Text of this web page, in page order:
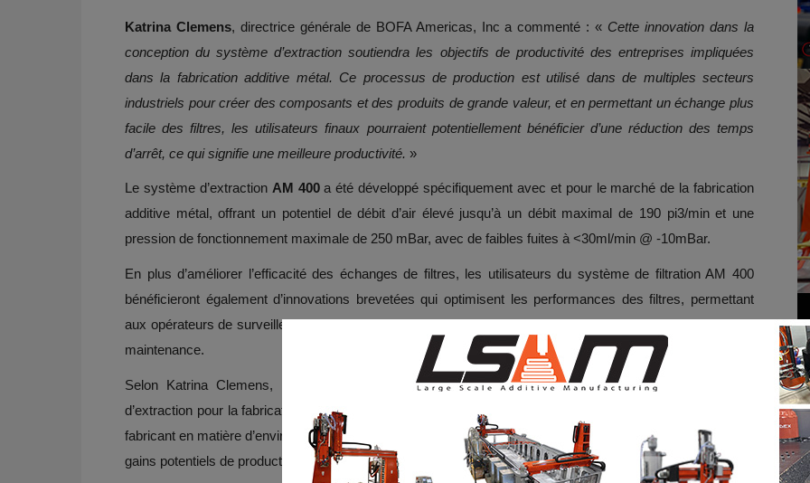
Katrina Clemens, directrice générale de BOFA Americas, Inc a commenté : « Cette innovation dans la
conception du système d’extraction soutiendra les objectifs de productivité des entreprises impliquées
dans la fabrication additive métal. Ce processus de production est utilisé dans de multiples secteurs
industriels pour créer des composants et des produits de grande valeur, et en permettant un échange plus
facile des filtres, les utilisateurs finaux pourraient potentiellement bénéficier d’une réduction des temps
d’arrêt, ce qui signifie une meilleure productivité. »
Le système d’extraction AM 400a été développé spécifiquement avec et pour le marché de la fabrication
additive métal, offrant un potentiel de débit d’air élevé jusqu’à un débit maximal de 190 pi3/min et une
pression de fonctionnement maximale de 250 mBar, avec de faibles fuites à <30ml/min @ -10mBar.
En plus d’améliorer l’efficacité des échanges de filtres, les utilisateurs du système de filtration AM 400
bénéficieront également d’innovations brevetées qui optimisent les performances des filtres, permettant
aux opérateurs de surveiller l’état des filtres et de coordonner les échanges en fonction des calendriers de
maintenance.
Selon Katrina Clemens, la solution AM 400 marque une avancée significative dans la technologie
d’extraction pour la fabrication additive métal et constitue un élément important de la stratégie globale d’un
fabricant en matière d’environnement de travail, tout en contribuant à préserver la qualité des produits et les
gains potentiels de productivité à valeur ajoutée.